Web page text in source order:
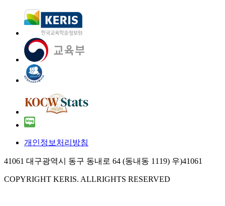
개인정보처리방침
41061 대구광역시 동구 동내로 64 (동내동 1119) 우)41061
COPYRIGHT KERIS. ALLRIGHTS RESERVED